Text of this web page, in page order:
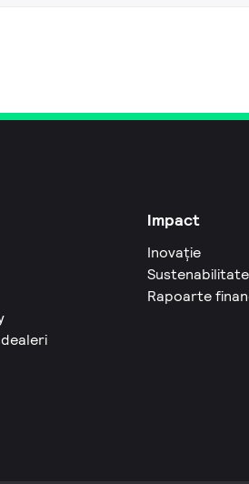
Impact
Inovație
Sustenabilitate
Rapoarte